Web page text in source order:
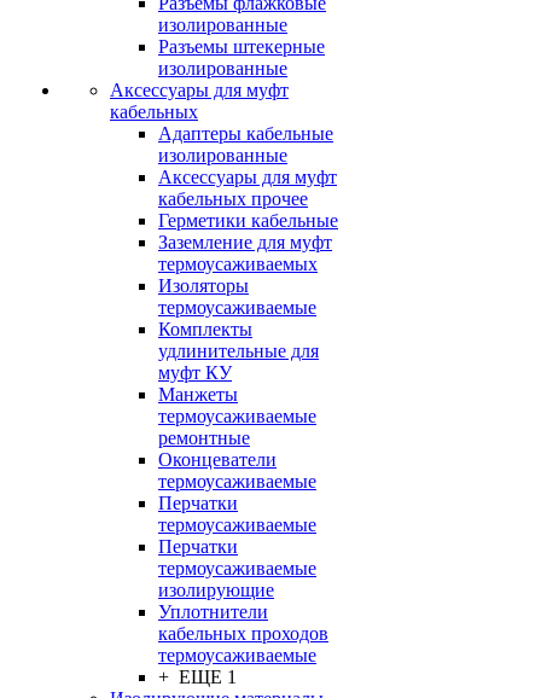
изолированные
Разъемы штекерные
изолированные
Аксессуары для муфт
кабельных
Адаптеры кабельные
изолированные
Аксессуары для муфт
кабельных прочее
Герметики кабельные
Заземление для муфт
термоусаживаемых
Изоляторы
термоусаживаемые
Комплекты
удлинительные для
муфт КУ
Манжеты
термоусаживаемые
ремонтные
Оконцеватели
термоусаживаемые
Перчатки
термоусаживаемые
Перчатки
термоусаживаемые
изолирующие
Уплотнители
кабельных проходов
термоусаживаемые
+ ЕЩЕ 1